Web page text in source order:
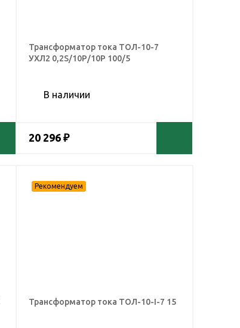
Трансформатор тока ТОЛ-10-7
УХЛ2 0,2S/10Р/10Р 100/5
В наличии
20 296 ₽
Трансформатор тока ТОЛ-10-I-7 15